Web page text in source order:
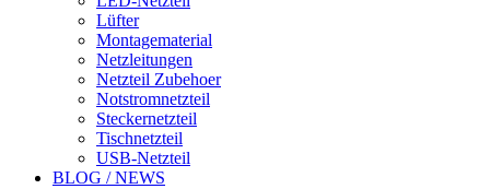
Lüfter
Montagematerial
Netzleitungen
Netzteil Zubehoer
Notstromnetzteil
Steckernetzteil
Tischnetzteil
USB-Netzteil
BLOG / NEWS